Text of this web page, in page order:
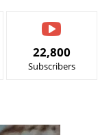
22,800
Subscribers